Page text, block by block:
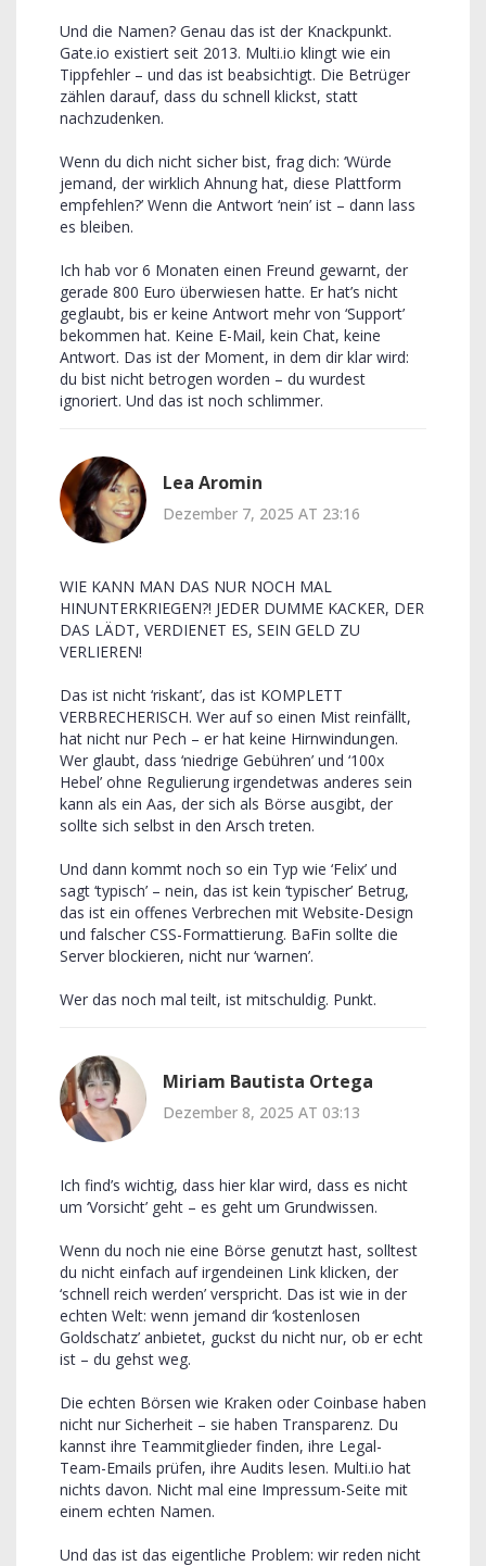
Und die Namen? Genau das ist der Knackpunkt.
Gate.io existiert seit 2013. Multi.io klingt wie ein
Tippfehler – und das ist beabsichtigt. Die Betrüger
zählen darauf, dass du schnell klickst, statt
nachzudenken.
Wenn du dich nicht sicher bist, frag dich: ‘Würde
jemand, der wirklich Ahnung hat, diese Plattform
empfehlen?’ Wenn die Antwort ‘nein’ ist – dann lass
es bleiben.
Ich hab vor 6 Monaten einen Freund gewarnt, der
gerade 800 Euro überwiesen hatte. Er hat’s nicht
geglaubt, bis er keine Antwort mehr von ‘Support’
bekommen hat. Keine E-Mail, kein Chat, keine
Antwort. Das ist der Moment, in dem dir klar wird:
du bist nicht betrogen worden – du wurdest
ignoriert. Und das ist noch schlimmer.
Lea Aromin
Dezember 7, 2025 AT 23:16
WIE KANN MAN DAS NUR NOCH MAL
HINUNTERKRIEGEN?! JEDER DUMME KACKER, DER
DAS LÄDT, VERDIENET ES, SEIN GELD ZU
VERLIEREN!
Das ist nicht ‘riskant’, das ist KOMPLETT
VERBRECHERISCH. Wer auf so einen Mist reinfällt,
hat nicht nur Pech – er hat keine Hirnwindungen.
Wer glaubt, dass ‘niedrige Gebühren’ und ‘100x
Hebel’ ohne Regulierung irgendetwas anderes sein
kann als ein Aas, der sich als Börse ausgibt, der
sollte sich selbst in den Arsch treten.
Und dann kommt noch so ein Typ wie ‘Felix’ und
sagt ‘typisch’ – nein, das ist kein ‘typischer’ Betrug,
das ist ein offenes Verbrechen mit Website-Design
und falscher CSS-Formattierung. BaFin sollte die
Server blockieren, nicht nur ‘warnen’.
Wer das noch mal teilt, ist mitschuldig. Punkt.
Miriam Bautista Ortega
Dezember 8, 2025 AT 03:13
Ich find’s wichtig, dass hier klar wird, dass es nicht
um ‘Vorsicht’ geht – es geht um Grundwissen.
Wenn du noch nie eine Börse genutzt hast, solltest
du nicht einfach auf irgendeinen Link klicken, der
‘schnell reich werden’ verspricht. Das ist wie in der
echten Welt: wenn jemand dir ‘kostenlosen
Goldschatz’ anbietet, guckst du nicht nur, ob er echt
ist – du gehst weg.
Die echten Börsen wie Kraken oder Coinbase haben
nicht nur Sicherheit – sie haben Transparenz. Du
kannst ihre Teammitglieder finden, ihre Legal-
Team-Emails prüfen, ihre Audits lesen. Multi.io hat
nichts davon. Nicht mal eine Impressum-Seite mit
einem echten Namen.
Und das ist das eigentliche Problem: wir reden nicht